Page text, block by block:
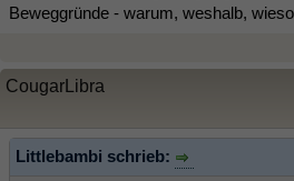
Beweggründe - warum, weshalb,
CougarLibra
Littlebambi schrieb: